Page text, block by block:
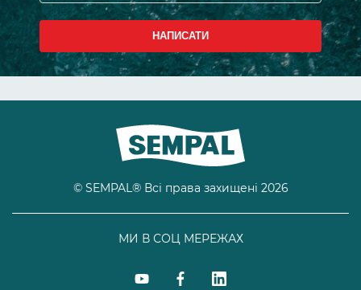
НАПИСАТИ
© SEMPAL® Всі права захищені 2026
МИ В СОЦ МЕРЕЖАХ